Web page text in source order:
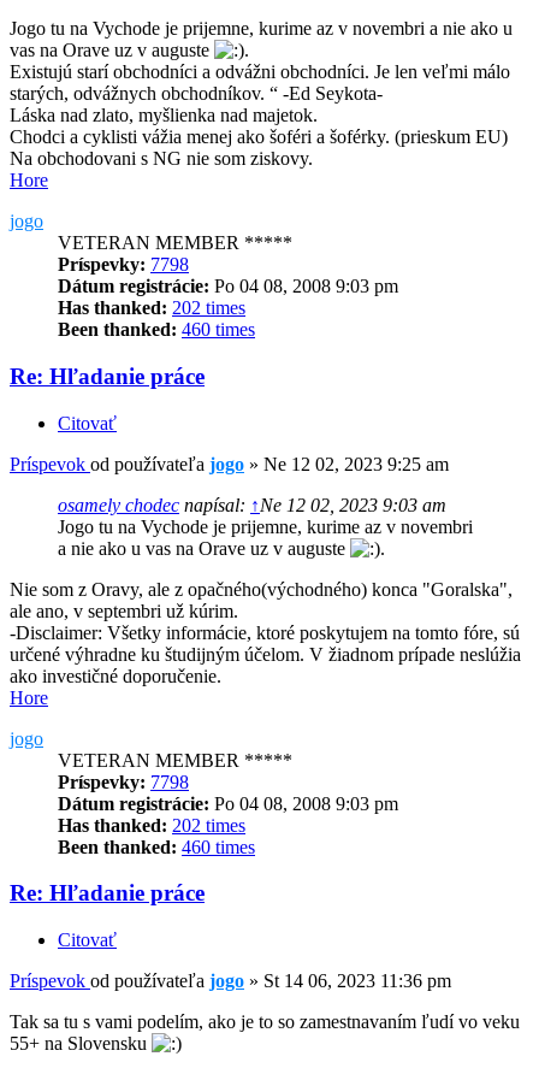
Jogo tu na Vychode je prijemne, kurime az v novembri a nie ako u
vas na Orave uz v auguste
.
Existujú starí obchodníci a odvážni obchodníci. Je len veľmi málo
starých, odvážnych obchodníkov. “ -Ed Seykota-
Láska nad zlato, myšlienka nad majetok.
Chodci a cyklisti vážia menej ako šoféri a šoférky. (prieskum EU)
Na obchodovani s NG nie som ziskovy.
Hore
jogo
VETERAN MEMBER *****
Príspevky: 7798
Dátum registrácie: Po 04 08, 2008 9:03 pm
Has thanked: 202 times
Been thanked: 460 times
Re: Hľadanie práce
Citovať
Príspevok od používateľa jogo » Ne 12 02, 2023 9:25 am
osamely chodec napísal: ↑Ne 12 02, 2023 9:03 am
Jogo tu na Vychode je prijemne, kurime az v novembri
a nie ako u vas na Orave uz v auguste
.
Nie som z Oravy, ale z opačného(východného) konca "Goralska",
ale ano, v septembri už kúrim.
-Disclaimer: Všetky informácie, ktoré poskytujem na tomto fóre, sú
určené výhradne ku študijným účelom. V žiadnom prípade neslúžia
ako investičné doporučenie.
Hore
jogo
VETERAN MEMBER *****
Príspevky: 7798
Dátum registrácie: Po 04 08, 2008 9:03 pm
Has thanked: 202 times
Been thanked: 460 times
Re: Hľadanie práce
Citovať
Príspevok od používateľa jogo » St 14 06, 2023 11:36 pm
Tak sa tu s vami podelím, ako je to so zamestnavaním ľudí vo veku
55+ na Slovensku